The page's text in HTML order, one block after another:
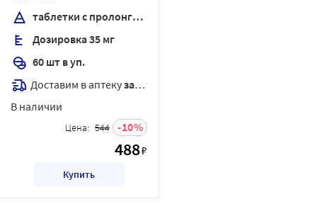
высвобождением,
покрытые пленочной
оболочкой
таблетки с пролонгированным высвобождением, покрытые пленочной оболочкой
Дозировка 35 мг
60 шт в уп.
Доставим в аптекузавтра
В наличии
Цена: 544 10
488₽
Купить